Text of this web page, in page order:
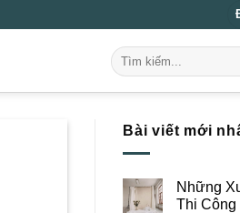
Tìm
kiếm:
Bài viết mới
Những
Thi Công